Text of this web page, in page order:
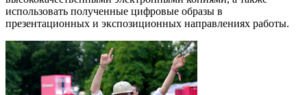
использовать полученные цифровые образы в
презентационных и экспозиционных направлениях работы.